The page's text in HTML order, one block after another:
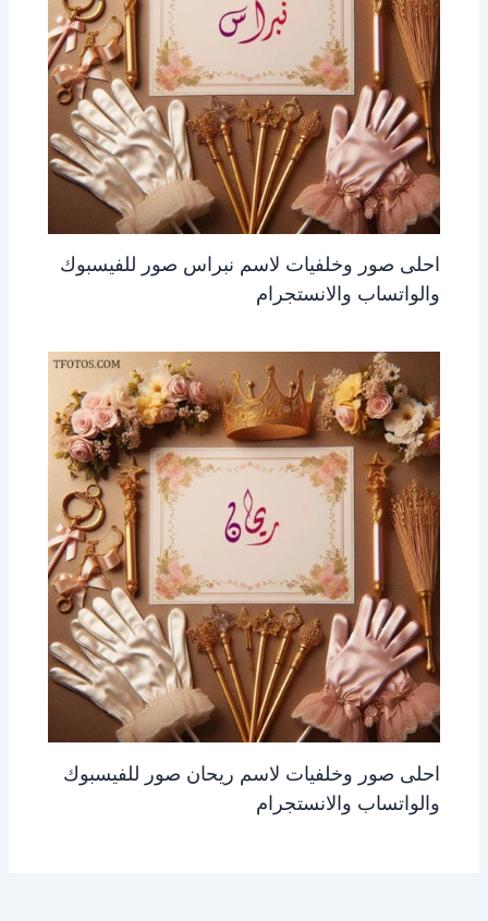
احلى صور وخلفيات لاسم نبراس صور للفيسبوك
والواتساب والانستجرام
احلى صور وخلفيات لاسم ريحان صور للفيسبوك
والواتساب والانستجرام